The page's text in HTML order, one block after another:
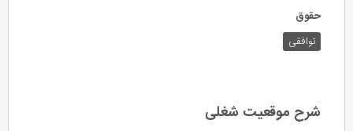
حقوق
توافقی
شرح موقعیت شغلی